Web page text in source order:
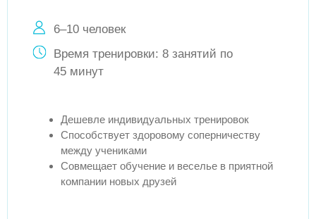
6–10 человек
Время тренировки: 8 занятий по
45 минут
Дешевле индивидуальных тренировок
Способствует здоровому соперничеству
между учениками
Совмещает обучение и веселье в приятной
компании новых друзей